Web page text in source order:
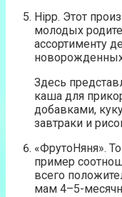
Hipp. Этот
молодых
ассортименту
Здесь
каша для
добавками,
завтраки и
«ФрутоНяня».
пример
всего
мам 4–5-